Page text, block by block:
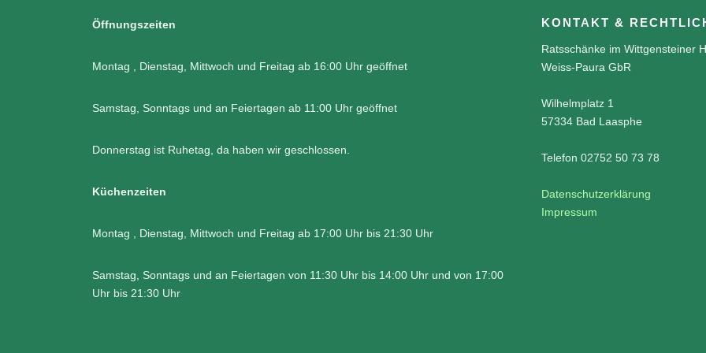
Öffnungszeiten
Montag , Dienstag, Mittwoch und Freitag ab 16:00 Uhr geöffnet
Samstag, Sonntags und an Feiertagen ab 11:00 Uhr geöffnet
Donnerstag ist Ruhetag, da haben wir geschlossen.
Küchenzeiten
Montag , Dienstag, Mittwoch und Freitag ab 17:00 Uhr bis 21:30 Uhr
Samstag, Sonntags und an Feiertagen von 11:30 Uhr bis 14:00 Uhr und von 17:00
Uhr bis 21:30 Uhr
KONTAKT &
Ratsschänke im Wittgensteiner
Weiss-Paura GbR
Wilhelmplatz 1
57334 Bad Laasphe
Telefon 02752 50 73 78
Datenschutzerklärung
Impressum